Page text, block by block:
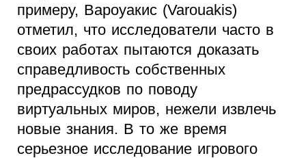
примеру, Вароуакис (Varouakis)
отметил, что исследователи часто в
своих работах пытаются доказать
справедливость собственных
предрассудков по поводу
виртуальных миров, нежели извлечь
новые знания. В то же время
серьезное исследование игрового